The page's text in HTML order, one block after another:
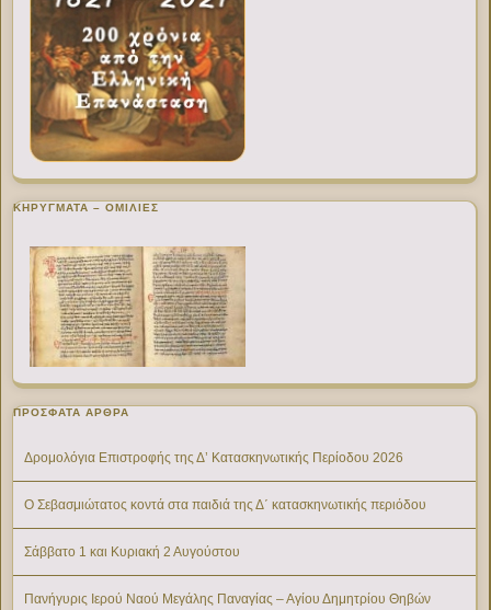
ΚΗΡΥΓΜΑΤΑ – ΟΜΙΛΙΕΣ
ΠΡΌΣΦΑΤΑ ΆΡΘΡΑ
Δρομολόγια Επιστροφής της Δ’ Κατασκηνωτικής Περίοδου 2026
Ο Σεβασμιώτατος κοντά στα παιδιά της Δ΄ κατασκηνωτικής περιόδου
Σάββατο 1 και Κυριακή 2 Αυγούστου
Πανήγυρις Ιερού Ναού Μεγάλης Παναγίας – Αγίου Δημητρίου Θηβών